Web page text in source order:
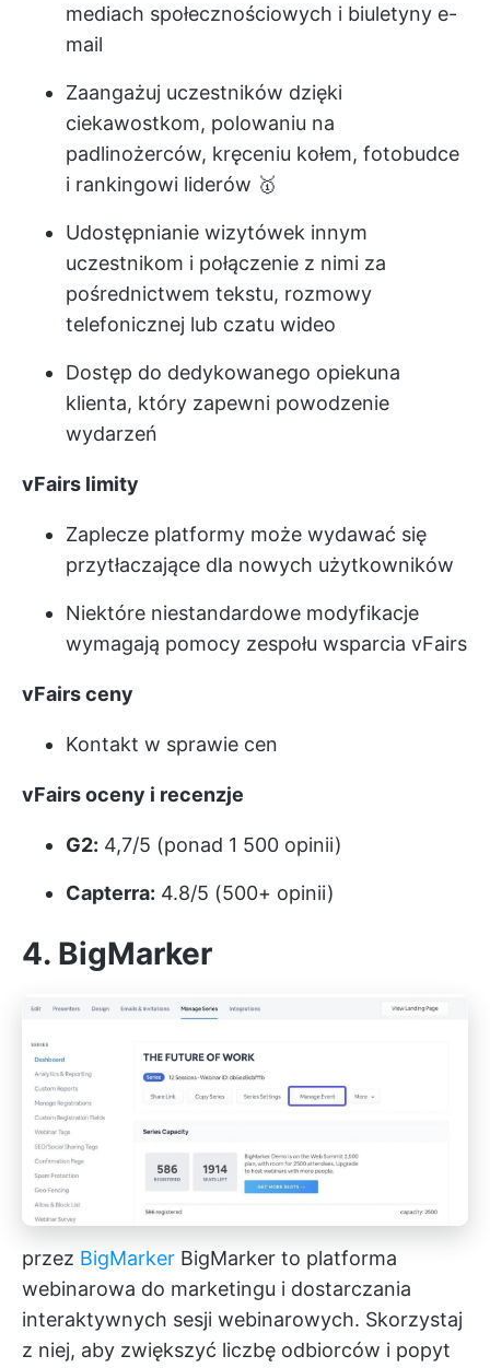
mediach społecznościowych i biuletyny e-
mail
Zaangażuj uczestników dzięki
ciekawostkom, polowaniu na
padlinożerców, kręceniu kołem, fotobudce
i rankingowi liderów 🥇
Udostępnianie wizytówek innym
uczestnikom i połączenie z nimi za
pośrednictwem tekstu, rozmowy
telefonicznej lub czatu wideo
Dostęp do dedykowanego opiekuna
klienta, który zapewni powodzenie
wydarzeń
vFairs limity
Zaplecze platformy może wydawać się
przytłaczające dla nowych użytkowników
Niektóre niestandardowe modyfikacje
wymagają pomocy zespołu wsparcia vFairs
vFairsceny
Kontakt w sprawie cen
vFairsoceny i recenzje
G2: 4,7/5 (ponad 1 500 opinii)
Capterra: 4.8/5 (500+ opinii)
4. BigMarker
przez BigMarker BigMarker to platforma
webinarowa do marketingu i dostarczania
interaktywnych sesji webinarowych. Skorzystaj
z niej, aby zwiększyć liczbę odbiorców i popyt